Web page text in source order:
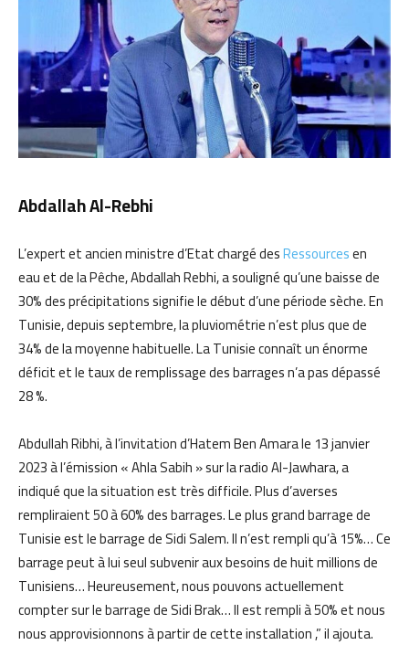
Abdallah Al-Rebhi
L’expert et ancien ministre d’Etat chargé desRessourcesen
eau et de la Pêche, Abdallah Rebhi, a souligné qu’une baisse de
30% des précipitations signifie le début d’une période sèche. En
Tunisie, depuis septembre, la pluviométrie n’est plus que de
34% de la moyenne habituelle. La Tunisie connaît un énorme
déficit et le taux de remplissage des barrages n’a pas dépassé
28 %.
Abdullah Ribhi, à l’invitation d’Hatem Ben Amara le 13 janvier
2023 à l’émission « Ahla Sabih » sur la radio Al-Jawhara, a
indiqué que la situation est très difficile. Plus d’averses
rempliraient 50 à 60% des barrages. Le plus grand barrage de
Tunisie est le barrage de Sidi Salem. Il n’est rempli qu’à 15%… Ce
barrage peut à lui seul subvenir aux besoins de huit millions de
Tunisiens… Heureusement, nous pouvons actuellement
compter sur le barrage de Sidi Brak… Il est rempli à 50% et nous
nous approvisionnons à partir de cette installation ,” il ajouta.